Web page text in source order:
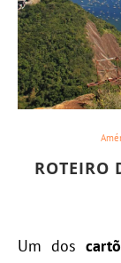
ROTEIRO
Um dos